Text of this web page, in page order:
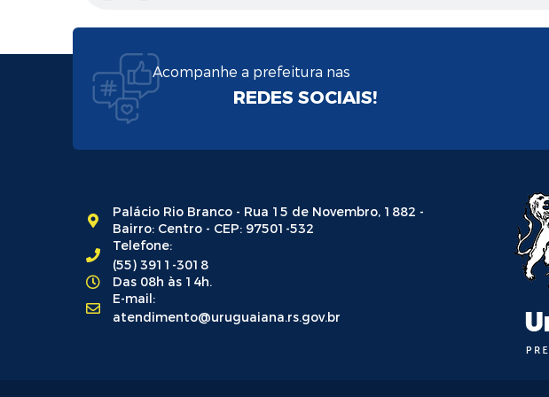
Acompanhe a prefeitura nas
REDES SOCIAIS!
Palácio Rio Branco - Rua 15 de Novembro, 1882 -
Bairro: Centro - CEP: 97501-532
Telefone:
(55) 3911-3018
Das 08h às 14h.
E-mail:
atendimento@uruguaiana.rs.gov.br